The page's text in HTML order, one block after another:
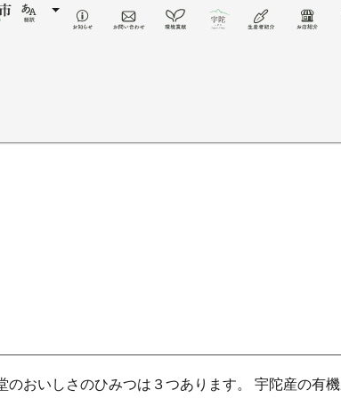
おいしさのひみつは３つあります。 宇陀産の有